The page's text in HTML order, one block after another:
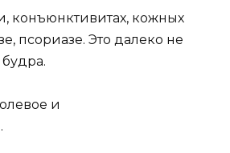
конъюнктивитах, кожных
псориазе. Это далеко не
и